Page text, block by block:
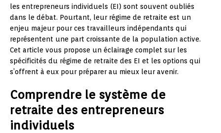
les entrepreneurs individuels (EI) sont souvent oubliés
dans le débat. Pourtant, leur régime de retraite est un
enjeu majeur pour ces travailleurs indépendants qui
représentent une part croissante de la population active.
Cet article vous propose un éclairage complet sur les
spécificités du régime de retraite des EI et les options qui
s’offrent à eux pour préparer au mieux leur avenir.
Comprendre le système de
retraite des entrepreneurs
individuels